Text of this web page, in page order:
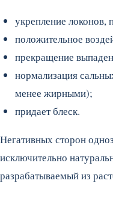
укрепление локонов,
положительное
прекращение
нормализация
менее жирными);
придает блеск.
Негативных сторон
исключительно
разрабатываемый из